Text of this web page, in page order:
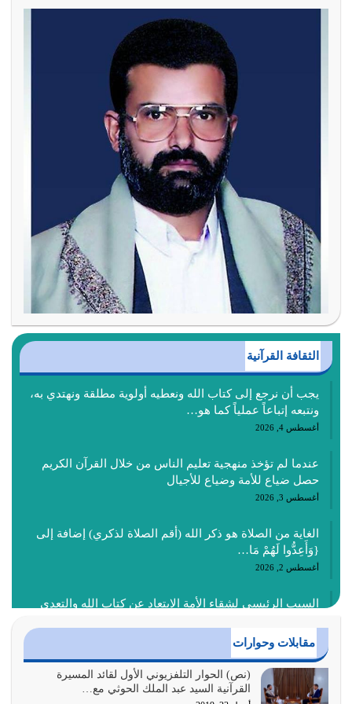
الثقافة القرآنية
يجب أن نرجع إلى كتاب الله ونعطيه أولوية مطلقة ونهتدي به،
ونتبعه إتباعاً عملياً كما هو…
أغسطس 4, 2026
عندما لم تؤخذ منهجية تعليم الناس من خلال القرآن الكريم
حصل ضياع للأمة وضياع للأجيال
أغسطس 3, 2026
الغاية من الصلاة هو ذكر الله (أقم الصلاة لذكري) إضافة إلى
{وَأَعِدُّوا لَهُمْ مَا…
أغسطس 2, 2026
السبب الرئيسي لشقاء الأمة الابتعاد عن كتاب الله والتعدي
أغسطس 1, 2026
أبرز أسباب الشقاء هو الإعراض عن ذكر الله وعن هدى الله
المتمثل في القرآن الكريم
مقابلات وحوارات
(نص) الحوار التلفزيوني الأول لقائد المسيرة
القرآنية السيد عبد الملك الحوثي مع…